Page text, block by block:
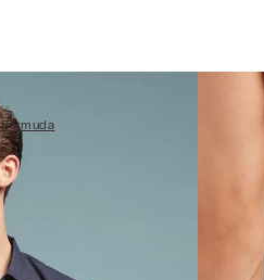
Bermuda